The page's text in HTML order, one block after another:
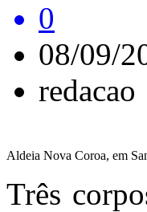
0
08/09/
redacao
Aldeia Nova Coroa, em
Três